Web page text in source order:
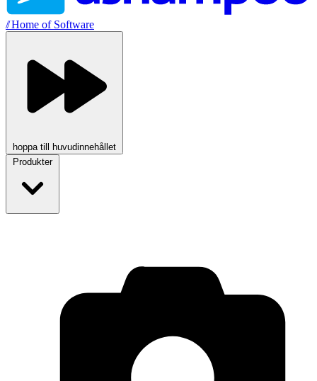
//Home of Software
hoppa till huvudinnehållet
Produkter